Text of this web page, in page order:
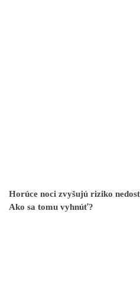
Horúce noci zvyšujú riziko
Ako sa tomu vyhnúť?